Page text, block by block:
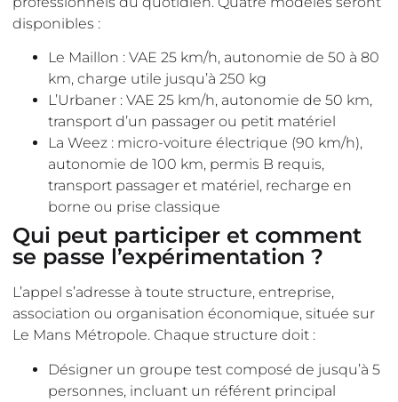
disponibles :
Le Maillon : VAE 25 km/h, autonomie de 50 à 80
km, charge utile jusqu’à 250 kg
L’Urbaner : VAE 25 km/h, autonomie de 50 km,
transport d’un passager ou petit matériel
La Weez : micro-voiture électrique (90 km/h),
autonomie de 100 km, permis B requis,
transport passager et matériel, recharge en
borne ou prise classique
Qui peut participer et comment
se passe l’expérimentation ?
L’appel s’adresse à toute structure, entreprise,
association ou organisation économique, située sur
Le Mans Métropole. Chaque structure doit :
Désigner un groupe test composé de jusqu’à 5
personnes, incluant un référent principal